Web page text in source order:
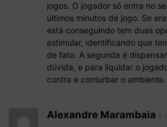
jogos. O jogador só entra no
últimos minutos de jogo. Se
está conseguindo tem duas
estimular, identificando que
de fato. A segunda é
dúvida, e para liquidar o
contra e conturbar o ambiente.
Alexandre Marambaia